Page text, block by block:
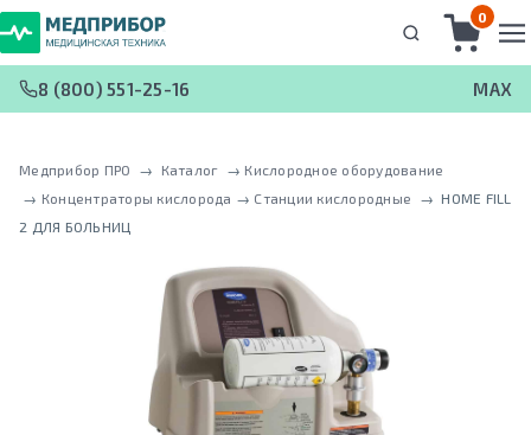
0
8 (800) 551-25-16 MAX
Медприбор ПРО → Каталог → Кислородное оборудование
→ Концентраторы кислорода → Станции кислородные → HOME FILL
2 ДЛЯ БОЛЬНИЦ